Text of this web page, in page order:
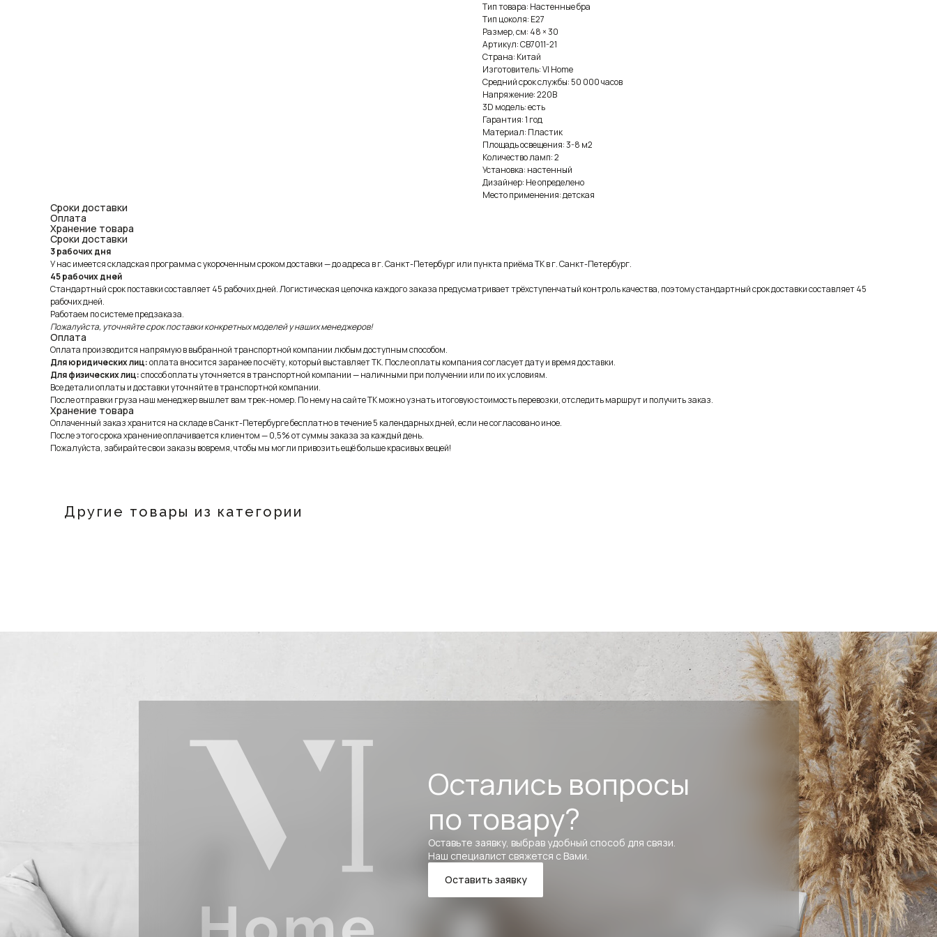
Тип товара: Настенные бра
Тип цоколя: E27
Размер, см: 48 × 30
Артикул: CB7011-21
Страна: Китай
Изготовитель: VI Home
Средний срок службы: 50 000 часов
Напряжение: 220В
3D модель: есть
Гарантия: 1 год
Материал: Пластик
Площадь освещения: 3-8 м2
Количество ламп: 2
Установка: настенный
Дизайнер: Не определено
Место применения: детская
Сроки доставки
Оплата
Хранение товара
Сроки доставки
3 рабочих дня
У нас имеется складская программа с укороченным сроком доставки — до адреса в г. Санкт-Петербург или пункта приёма ТК в г. Санкт-Петербург.
45 рабочих дней
Стандартный срок поставки составляет 45 рабочих дней. Логистическая цепочка каждого заказа предусматривает трёхступенчатый контроль качества, поэтому стандартный срок доставки составляет 45
рабочих дней.
Работаем по системе предзаказа.
Пожалуйста, уточняйте срок поставки конкретных моделей у наших менеджеров!
Оплата
Оплата производится напрямую в выбранной транспортной компании любым доступным способом.
Для юридических лиц:оплата вносится заранее по счёту, который выставляет ТК. После оплаты компания согласует дату и время доставки.
Для физических лиц:способ оплаты уточняется в транспортной компании — наличными при получении или по их условиям.
Все детали оплаты и доставки уточняйте в транспортной компании.
После отправки груза наш менеджер вышлет вам трек-номер. По нему на сайте ТК можно узнать итоговую стоимость перевозки, отследить маршрут и получить заказ.
Хранение товара
Оплаченный заказ хранится на складе в Санкт-Петербурге бесплатно в течение 5 календарных дней, если не согласовано иное.
После этого срока хранение оплачивается клиентом — 0,5% от суммы заказа за каждый день.
Пожалуйста, забирайте свои заказы вовремя, чтобы мы могли привозить ещё больше красивых вещей!
Другие товары из категории
Остались вопросы
по товару?
Оставьте заявку, выбрав удобный способ для связи.
Наш специалист свяжется с Вами.
Оставить заявку